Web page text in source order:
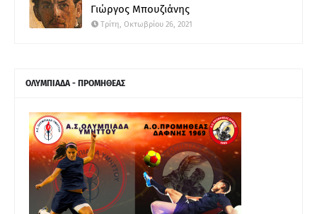
Γιώργος Μπουζιάνης
Τρίτη, Οκτωβρίου 26, 2021
ΟΛΥΜΠΙΑΔΑ - ΠΡΟΜΗΘΕΑΣ